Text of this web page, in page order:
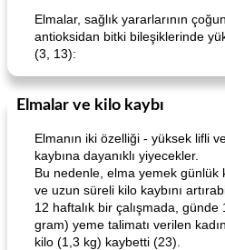
Elmalar, sağlık yararlarının
antioksidan bitki bileşiklerinde
(3, 13):
Elmalar ve kilo kaybı
Elmanın iki özelliği - yüksek lifli
kaybına dayanıklı yiyecekler.
Bu nedenle, elma yemek günlük
ve uzun süreli kilo kaybını
12 haftalık bir çalışmada,
gram) yeme talimatı verilen
kilo (1,3 kg) kaybetti (23).